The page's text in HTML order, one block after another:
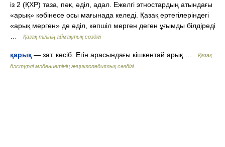
із 2 (ҚХР) таза, пәк, әділ, адал. Ежелгі этностардың атындағы
«арық» көбінесе осы мағынада келеді. Қазақ ертегілеріндегі
«арық мерген» де әділ, көпшіл мерген деген ұғымды білдіреді
Қазақ тілінің аймақтық сөздігі
қарық — зат. кәсіб. Егін арасындағы кішкентай арық …
Қазақ
дәстүрлі мәдениетінің энциклопедиялық сөздігі